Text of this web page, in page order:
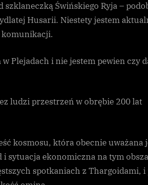
Świńskiego Ryja –
Husarii. Niestety jestem
komunikacji.
Plejadach i nie jestem pewien czy
ludzi przestrzeń w obrębie 200 lat
kosmosu, która obecnie uważana
i sytuacja ekonomiczna na tym
spotkaniach z Thargoidami,